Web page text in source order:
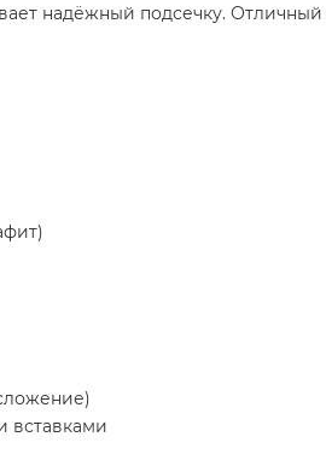
надёжный подсечку. Отличный
вставками